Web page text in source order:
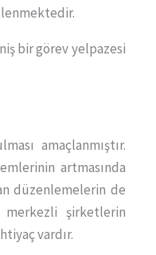
bir görev yelpazesi
amaçlanmıştır.
artmasında
düzenlemelerin de
merkezli şirketlerin
vardır.